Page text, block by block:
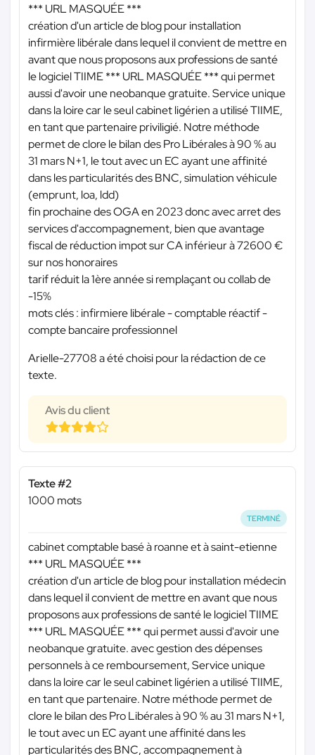
*** URL MASQUÉE ***
création d'un article de blog pour installation
infirmière libérale dans lequel il convient de mettre en
avant que nous proposons aux professions de santé
le logiciel TIIME*** URL MASQUÉE ***qui permet
aussi d'avoir une neobanque gratuite. Service unique
dans la loire car le seul cabinet ligérien a utilisé TIIME,
en tant que partenaire priviligié. Notre méthode
permet de clore le bilan des Pro Libérales à 90 % au
31 mars N+1, le tout avec un EC ayant une affinité
dans les particularités des BNC, simulation véhicule
(emprunt, loa, ldd)
fin prochaine des OGA en 2023 donc avec arret des
services d'accompagnement, bien que avantage
fiscal de réduction impot sur CA inférieur à 72600 €
sur nos honoraires
tarif réduit la 1ère année si remplaçant ou collab de
-15%
mots clés : infirmiere libérale - comptable réactif -
compte bancaire professionnel
Arielle-27708 a été choisi pour la rédaction de ce
texte.
Avis du client
Texte #2
1000 mots
TERMINÉ
cabinet comptable basé à roanne et à saint-etienne
*** URL MASQUÉE ***
création d'un article de blog pour installation médecin
dans lequel il convient de mettre en avant que nous
proposons aux professions de santé le logiciel TIIME
*** URL MASQUÉE ***qui permet aussi d'avoir une
neobanque gratuite. avec gestion des dépenses
personnels à ce remboursement, Service unique
dans la loire car le seul cabinet ligérien a utilisé TIIME,
en tant que partenaire. Notre méthode permet de
clore le bilan des Pro Libérales à 90 % au 31 mars N+1,
le tout avec un EC ayant une affinité dans les
particularités des BNC, accompagnement à